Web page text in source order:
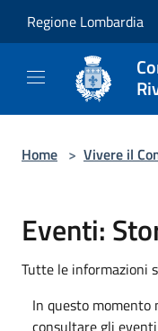
Regione Lombardia
Home > Vivere il
Eventi:
Tutte le informazioni
In questo momento
consultare gli